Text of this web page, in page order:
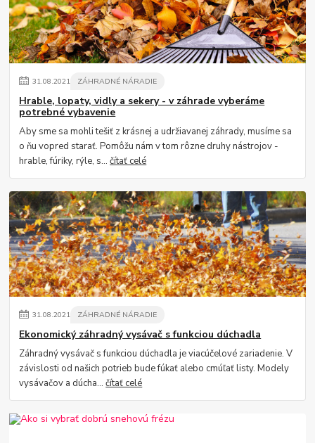
31.08.2021 ZÁHRADNÉ NÁRADIE
Hrable, lopaty, vidly a sekery - v záhrade vyberáme
potrebné vybavenie
Aby sme sa mohli tešiť z krásnej a udržiavanej záhrady, musíme sa
o ňu vopred starať. Pomôžu nám v tom rôzne druhy nástrojov -
hrable, fúriky, rýle, s...čítať celé
31.08.2021 ZÁHRADNÉ NÁRADIE
Ekonomický záhradný vysávač s funkciou dúchadla
Záhradný vysávač s funkciou dúchadla je viacúčelové zariadenie. V
závislosti od našich potrieb bude fúkať alebo cmúľať listy. Modely
vysávačov a dúcha...čítať celé